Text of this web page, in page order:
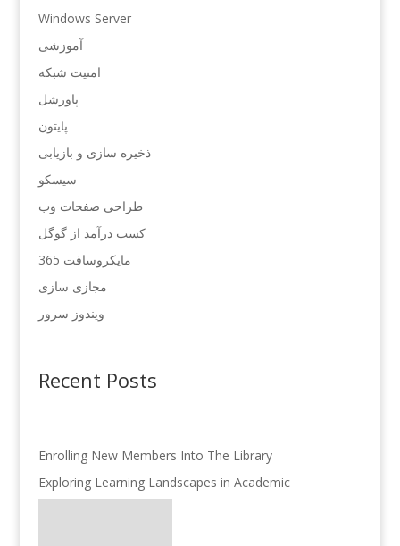
Windows Server
آموزشی
امنیت شبکه
پاورشل
پایتون
ذخیره سازی و بازیابی
سیسکو
طراحی صفحات وب
کسب درآمد از گوگل
مایکروسافت 365
مجازی سازی
ویندوز سرور
Recent Posts
Enrolling New Members Into The Library
Exploring Learning Landscapes in Academic